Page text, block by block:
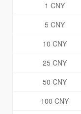
1 CNY
5 CNY
10 CNY
25 CNY
50 CNY
100 CNY